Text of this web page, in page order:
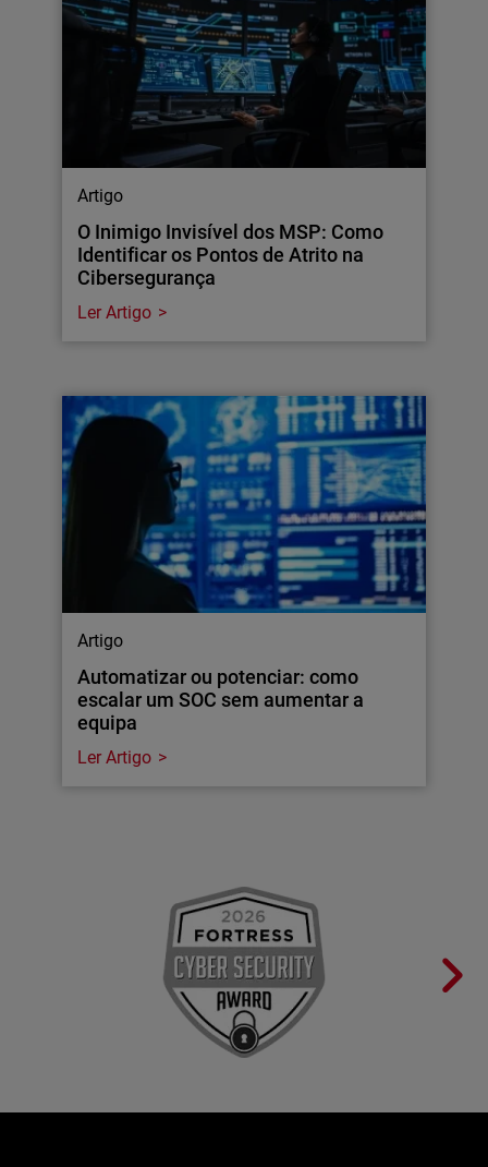
Artigo
O Inimigo Invisível dos MSP: Como
Identificar os Pontos de Atrito na
Cibersegurança
Ler Artigo
Artigo
Automatizar ou potenciar: como
escalar um SOC sem aumentar a
equipa
Ler Artigo